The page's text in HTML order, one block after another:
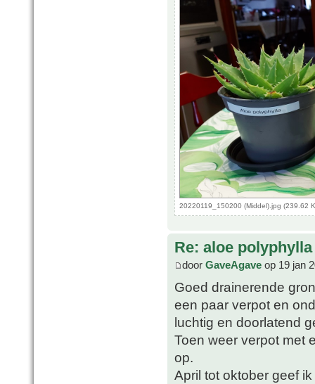
20220119_150200 (Middel).jpg (239.62
Re: aloe polyphylla
door GaveAgave op 19 jan
Goed drainerende
een paar verpot en
luchtig en doorlatend
Toen weer verpot met
op.
April tot oktober geef